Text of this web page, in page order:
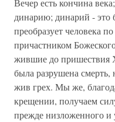
Вечер есть кончина
динарию; динарий - это
преобразует человека
причастником
жившие до пришествия
была разрушена
жив грех. Мы же,
крещении, получаем
прежде низложенного